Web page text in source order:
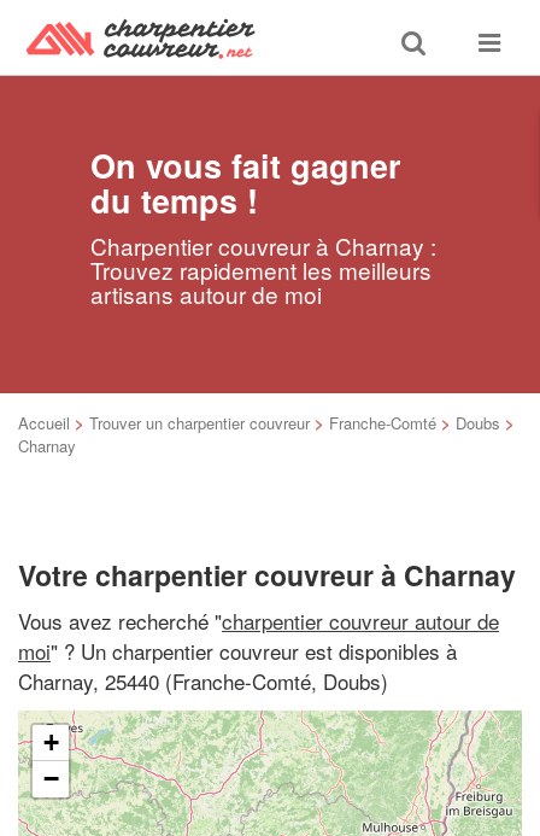
Toggle
search
Toggle
On vous fait gagner
du temps !
Charpentier couvreur à Charnay :
Trouvez rapidement les meilleurs
artisans autour de moi
Accueil > Trouver un charpentier couvreur > Franche-Comté > Doubs >
Charnay
Votre charpentier couvreur à Charnay
Vous avez recherché "charpentier couvreur autour de
moi" ? Un charpentier couvreur est disponibles à
Charnay, 25440 (Franche-Comté, Doubs)
+
−